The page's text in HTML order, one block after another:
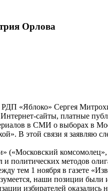
Орлова
РДП «Яблоко» Сергея
сайты, платные
в СМИ о выборах в
В этой связи я заявляю
(«Московский
политических методов
тем 1 ноября в газете
наши позиции
избирателей